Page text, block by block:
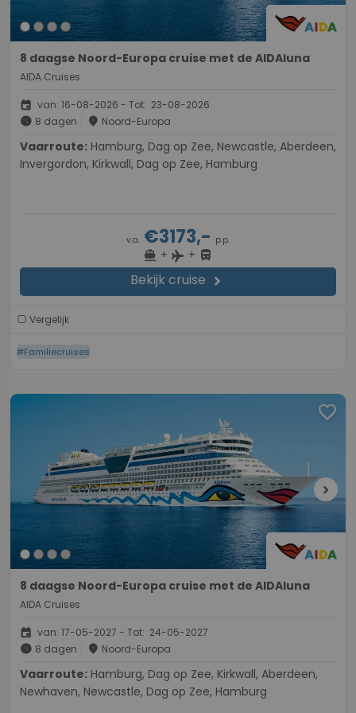
8 daagse Noord-Europa cruise met de AIDAluna
AIDA Cruises
event van: 16-08-2026 - Tot: 23-08-2026
schedule 8 dagen place Noord-Europa
Vaarroute:
Invergordon, Kirkwall, Dag op Zee, Hamburg
v.a. €3173,- p.p.
directions_boat + flight + directions_bus
Bekijk cruise chevron_right
Vergelijk
#Familiecruises
favorite
chevron_right
8 daagse Noord-Europa cruise met de AIDAluna
AIDA Cruises
event van: 17-05-2027 - Tot: 24-05-2027
schedule 8 dagen place Noord-Europa
Vaarroute:
Newhaven, Newcastle, Dag op Zee, Hamburg